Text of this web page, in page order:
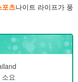
포츠나이트 라이프가 풍
요